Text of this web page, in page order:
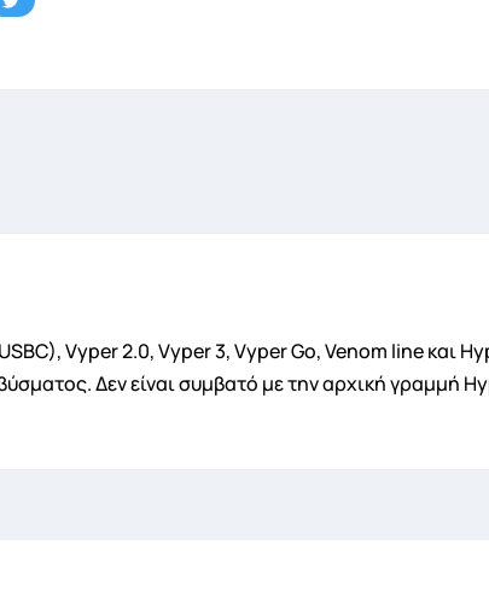
Vyper 2.0, Vyper 3, Vyper Go, Venom line και
Δεν είναι συμβατό με την αρχική γραμμή
×